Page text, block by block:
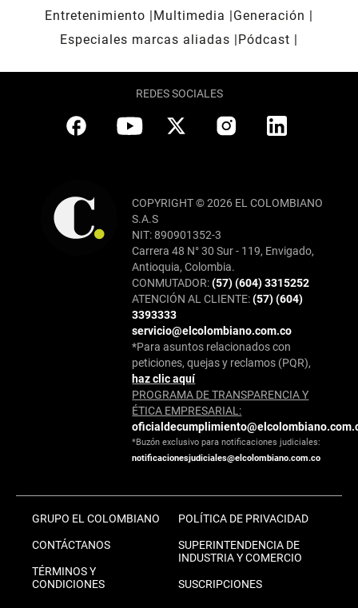
Entretenimiento
Multimedia
Generación
Especiales marcas aliadas
Pódcast
REDES SOCIALES
COPYRIGHT © 2026 EL COLOMBIANO
S.A.S
NIT: 890901352-3
Carrera 48 N° 30 Sur - 119, Envigado,
Antioquia, Colombia.
CONMUTADOR:(57) (604) 3315252
ATENCIÓN AL CLIENTE:(57) (604)
3393333
servicio@elcolombiano.com.co
*Para asuntos relacionados con
peticiones, quejas y reclamos (PQR),
haz clic aquí
PROGRAMA DE TRANSPARENCIA Y
ÉTICA EMPRESARIAL:
*Buzón exclusivo para notificaciones judiciales:
notificacionesjudiciales@elcolombiano.com.co
GRUPO EL COLOMBIANO
CONTÁCTANOS
TÉRMINOS Y
CONDICIONES
POLÍTICA DE PRIVACIDAD
SUPERINTENDENCIA DE
INDUSTRIA Y COMERCIO
SUSCRIPCIONES